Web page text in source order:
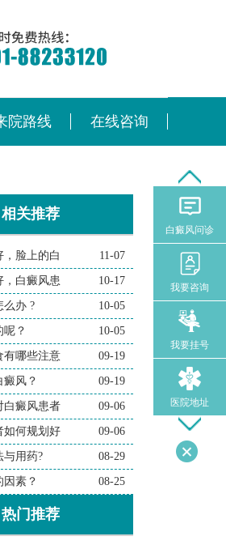
院路线 在线咨询
相关推荐
脸上的白 11-07
，白癜风患 10-17
么办 ? 10-05
？ 10-05
有哪些注意 09-19
风？ 09-19
白癜风患者 09-06
如何规划好 09-06
用药? 08-29
素？ 08-25
热门推荐
白癜风问诊
我要咨询
我要挂号
医院地址
导医问诊